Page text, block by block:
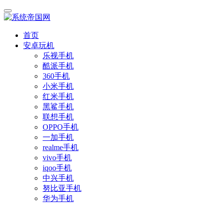
首页
安卓玩机
乐视手机
酷派手机
360手机
小米手机
红米手机
黑鲨手机
联想手机
OPPO手机
一加手机
realme手机
vivo手机
iqoo手机
中兴手机
努比亚手机
华为手机